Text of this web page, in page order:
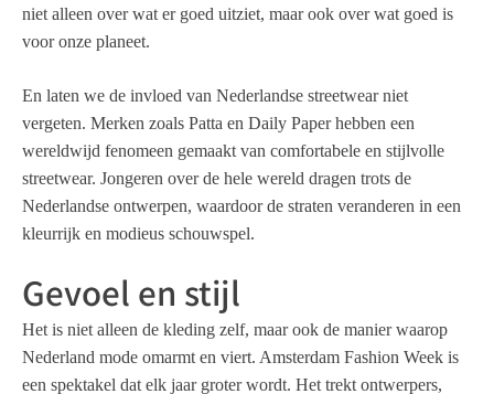
niet alleen over wat er goed uitziet, maar ook over wat goed is
voor onze planeet.
En laten we de invloed van Nederlandse streetwear niet
vergeten. Merken zoals Patta en Daily Paper hebben een
wereldwijd fenomeen gemaakt van comfortabele en stijlvolle
streetwear. Jongeren over de hele wereld dragen trots de
Nederlandse ontwerpen, waardoor de straten veranderen in een
kleurrijk en modieus schouwspel.
Gevoel en stijl
Het is niet alleen de kleding zelf, maar ook de manier waarop
Nederland mode omarmt en viert. Amsterdam Fashion Week is
een spektakel dat elk jaar groter wordt. Het trekt ontwerpers,